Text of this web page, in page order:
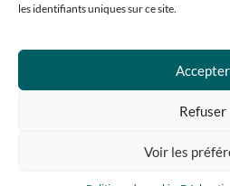
les identifiants uniques sur ce site.
Accepter
Refuser
Voir les
Contactez-
Prendre
05 67 07